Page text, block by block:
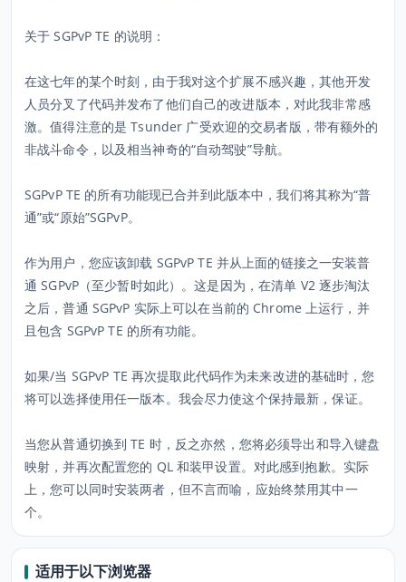
关于 SGPvP TE 的说明：
在这七年的某个时刻，由于我对这个扩展不感兴趣，其他开发
人员分叉了代码并发布了他们自己的改进版本，对此我非常感
激。值得注意的是 Tsunder 广受欢迎的交易者版，带有额外的
非战斗命令，以及相当神奇的“自动驾驶”导航。
SGPvP TE 的所有功能现已合并到此版本中，我们将其称为“普
通”或“原始”SGPvP。
作为用户，您应该卸载 SGPvP TE 并从上面的链接之一安装普
通 SGPvP（至少暂时如此）。这是因为，在清单 V2 逐步淘汰
之后，普通 SGPvP 实际上可以在当前的 Chrome 上运行，并
且包含 SGPvP TE 的所有功能。
如果/当 SGPvP TE 再次提取此代码作为未来改进的基础时，您
将可以选择使用任一版本。我会尽力使这个保持最新，保证。
当您从普通切换到 TE 时，反之亦然，您将必须导出和导入键盘
映射，并再次配置您的 QL 和装甲设置。对此感到抱歉。实际
上，您可以同时安装两者，但不言而喻，应始终禁用其中一
个。
适用于以下浏览器